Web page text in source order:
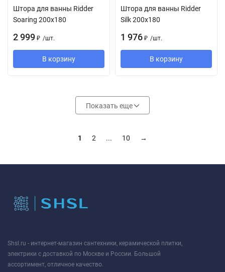
Штора для ванны Ridder
Soaring 200х180
2 999 ₽ /шт.
В корзину
Штора для ванны Ridder
Silk 200х180
1 976 ₽ /шт.
В корзину
Показать еще
1 2 ... 10 →
Shsl.ru - интернет-магазин сантехники, керамической плитки,
электрики с доставкой по Москве и России. Большой
ассортимент, отличное качество.